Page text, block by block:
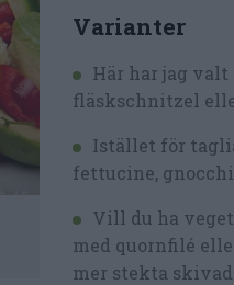
Varianter
Här har jag
fläskschnitzel
Istället för
fettucine,
Vill du ha
med quornfilé
mer stekta